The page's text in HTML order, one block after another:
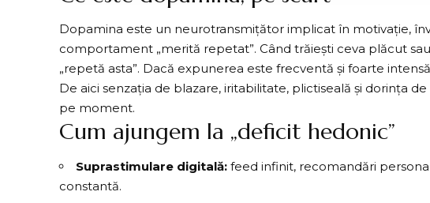
Dopamina este un neurotransmițător implicat în motivație,
comportament „merită repetat”. Când trăiești ceva plăcut
„repetă asta”. Dacă expunerea este frecventă și foarte
De aici senzația de blazare, iritabilitate, plictiseală și dorința
pe moment.
Cum ajungem la „deficit hedonic”
Suprastimulare digitală: feed infinit, recomandări
constantă.